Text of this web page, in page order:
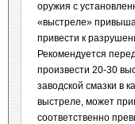
оружия с
«выстреле»
привести к
Рекомендуется
произвести 20-30
заводской смазки в
выстреле, может
соответственно